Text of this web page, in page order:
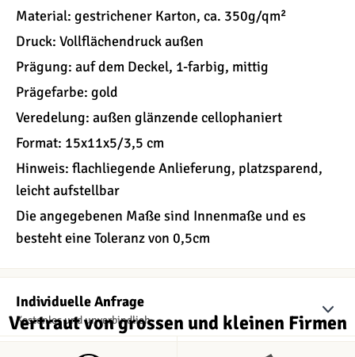
Material: gestrichener Karton, ca. 350g/qm²
Druck: Vollflächendruck außen
Prägung: auf dem Deckel, 1-farbig, mittig
Prägefarbe: gold
Veredelung: außen glänzende cellophaniert
Format: 15x11x5/3,5 cm
Hinweis: flachliegende Anlieferung, platzsparend,
leicht aufstellbar
Die angegebenen Maße sind Innenmaße und es
besteht eine Toleranz von 0,5cm
Individuelle Anfrage
Kostenlos und unverbindlich
Vertraut von grossen und kleinen Firmen